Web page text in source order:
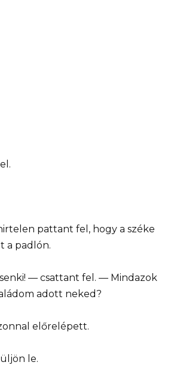
pattant fel, hogy a széke
a padlón.
— csattant fel. — Mindazok
adott neked?
előrelépett.
le.